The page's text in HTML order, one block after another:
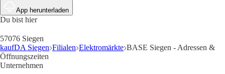
App herunterladen
Du bist hier
57076 Siegen
kaufDA Siegen Filialen Elektromärkte BASE Siegen - Adressen &
Öffnungszeiten
Unternehmen